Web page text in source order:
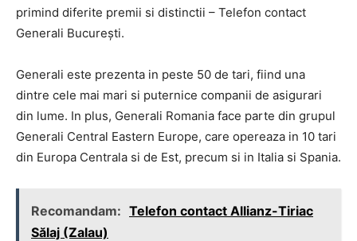
primind diferite premii si distinctii – Telefon contact
Generali București.
Generali este prezenta in peste 50 de tari, fiind una
dintre cele mai mari si puternice companii de asigurari
din lume. In plus, Generali Romania face parte din grupul
Generali Central Eastern Europe, care opereaza in 10 tari
din Europa Centrala si de Est, precum si in Italia si Spania.
Recomandam: Telefon contact Allianz-Tiriac
Sălaj (Zalau)